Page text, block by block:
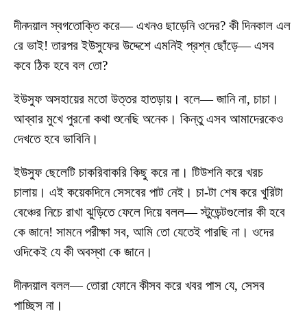
দীনদয়াল স্বগতোক্তি করে— এখনও ছাড়েনি ওদের? কী দিনকাল এল
রে ভাই! তারপর ইউসুফের উদ্দেশে এমনিই প্রশ্ন ছোঁড়ে— এসব
কবে ঠিক হবে বল তো?
ইউসুফ অসহায়ের মতো উত্তর হাতড়ায়। বলে— জানি না, চাচা।
আব্বার মুখে পুরনো কথা শুনেছি অনেক। কিন্তু এসব আমাদেরকেও
দেখতে হবে ভাবিনি।
ইউসুফ ছেলেটি চাকরিবাকরি কিছু করে না। টিউশনি করে খরচ
চালায়। এই কয়েকদিনে সেসবের পাট নেই। চা-টা শেষ করে খুরিটা
বেঞ্চের নিচে রাখা ঝুড়িতে ফেলে দিয়ে বলল— স্টুডেন্টগুলোর কী হবে
কে জানে! সামনে পরীক্ষা সব, আমি তো যেতেই পারছি না। ওদের
ওদিকেই যে কী অবস্থা কে জানে।
দীনদয়াল বলল— তোরা ফোনে কীসব করে খবর পাস যে, সেসব
পাচ্ছিস না।